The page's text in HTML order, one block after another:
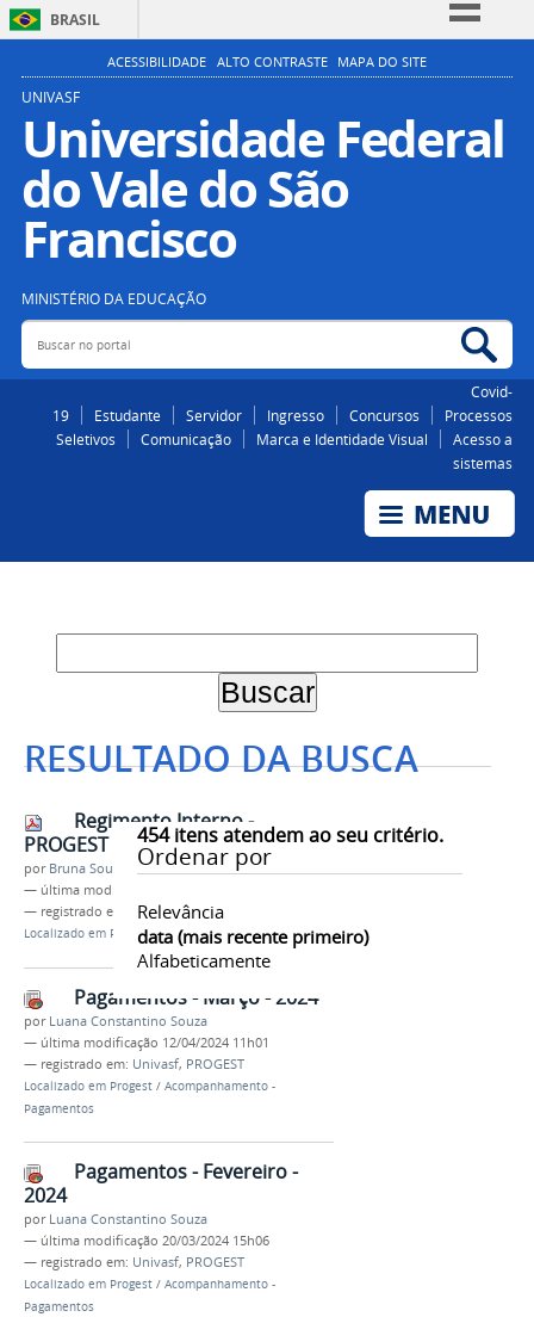
BRASIL
Simplifique!
Participe
Acesso à informação
Legislação
ACESSIBILIDADE ALTO CONTRASTE MAPA DO SITE
UNIVASF
Universidade Federal
do Vale do São
Francisco
MINISTÉRIO DA EDUCAÇÃO
Buscar no portal
Covid-
19
Estudante Servidor Ingresso Concursos
Processos
Seletivos
Comunicação Marca e Identidade Visual
Acesso a
sistemas
RESULTADO DA BUSCA
454itens atendem ao seu critério.
Ordenar por
Relevância
data (mais recente primeiro)
Alfabeticamente
Regimento Interno -
PROGEST
por Bruna Souza Santos Machado
— última modificação
— registrado em:
Univasf,PROGEST
Localizado em Progest /Regimento Interno
Pagamentos - Março - 2024
por Luana Constantino Souza
— última modificação 12/04/2024 11h01
— registrado em: Univasf, PROGEST
Localizado em Progest / Acompanhamento -
Pagamentos
Pagamentos - Fevereiro -
2024
por Luana Constantino Souza
— última modificação 20/03/2024 15h06
— registrado em: Univasf, PROGEST
Localizado em Progest / Acompanhamento -
Pagamentos